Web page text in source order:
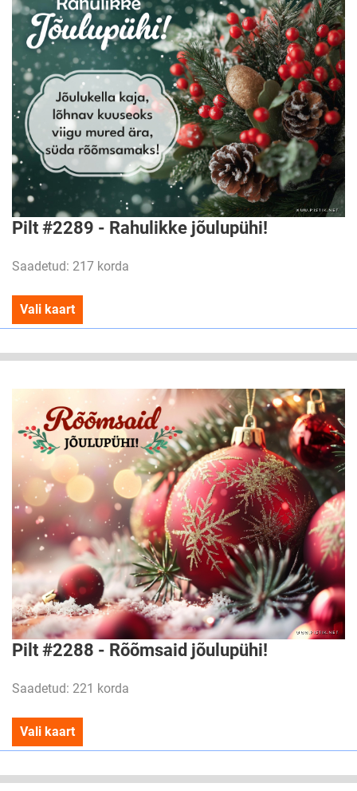
Pilt #2289 - Rahulikke jõulupühi!
Saadetud: 217 korda
Vali kaart
Pilt #2288 - Rõõmsaid jõulupühi!
Saadetud: 221 korda
Vali kaart